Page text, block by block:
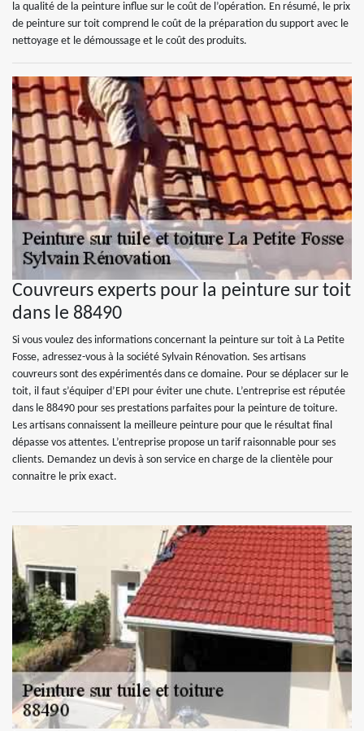
la qualité de la peinture influe sur le coût de l’opération. En résumé, le prix
de peinture sur toit comprend le coût de la préparation du support avec le
nettoyage et le démoussage et le coût des produits.
Couvreurs experts pour la peinture sur toit
dans le 88490
Si vous voulez des informations concernant la peinture sur toit à La Petite
Fosse, adressez-vous à la société Sylvain Rénovation. Ses artisans
couvreurs sont des expérimentés dans ce domaine. Pour se déplacer sur le
toit, il faut s’équiper d’EPI pour éviter une chute. L’entreprise est réputée
dans le 88490 pour ses prestations parfaites pour la peinture de toiture.
Les artisans connaissent la meilleure peinture pour que le résultat final
dépasse vos attentes. L’entreprise propose un tarif raisonnable pour ses
clients. Demandez un devis à son service en charge de la clientèle pour
connaitre le prix exact.